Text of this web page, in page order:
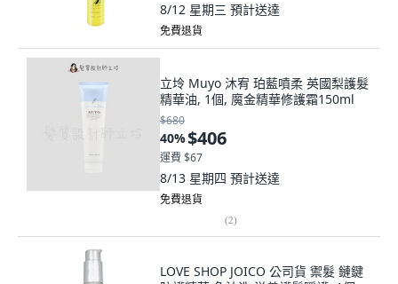
8/12 星期三 預計送達
免費退貨
立坽 Muyo 沐宥 珀藍噴柔 英國梨護髮
精華油, 1個, 魔金精華修護霜150ml
$680
40%$406
運費 $67
8/13 星期四 預計送達
免費退貨
(2)
LOVE SHOP JOICO 公司貨 禦髮 鏈鍵